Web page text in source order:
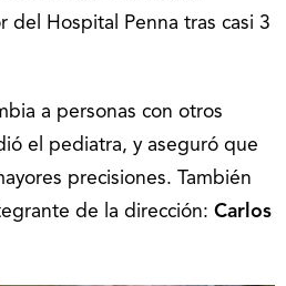
del Hospital Penna tras casi 3
a personas con otros
el pediatra, y aseguró que
precisiones. También
de la dirección: Carlos